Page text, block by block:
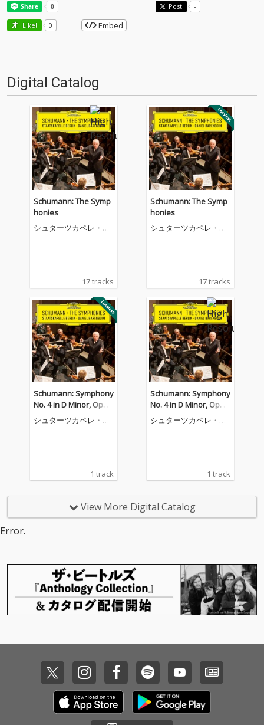
Post -
Like! 0 Embed
Digital Catalog
Schumann: The Symp
honies
シュターツカペレ・ベ
17 tracks
Schumann: The Symp
honies
シュターツカペレ・ベ
17 tracks
Schumann: Symphony
No. 4 in D Minor, Op. 1
20: II. Romanze. Ziemli
ch langsam
シュターツカペレ・ベ
1 track
Schumann: Symphony
No. 4 in D Minor, Op. 1
20: II. Romanze. Ziemli
ch langsam
シュターツカペレ・ベ
1 track
View More Digital Catalog
Error.